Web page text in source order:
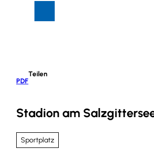
PDF
Teilen
Stadion am
Sportplatz